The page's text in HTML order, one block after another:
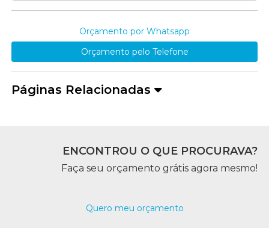
Orçamento por Whatsapp
Orçamento pelo Telefone
Páginas Relacionadas
ENCONTROU O QUE PROCURAVA?
Faça seu orçamento grátis agora mesmo!
Quero meu orçamento